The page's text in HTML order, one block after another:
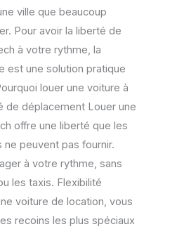
ville que beaucoup
Pour avoir la liberté de
à votre rythme, la
est une solution pratique
louer une voiture à
de déplacement Louer une
offre une liberté que les
peuvent pas fournir.
à votre rythme, sans
les taxis. Flexibilité
voiture de location, vous
recoins les plus spéciaux